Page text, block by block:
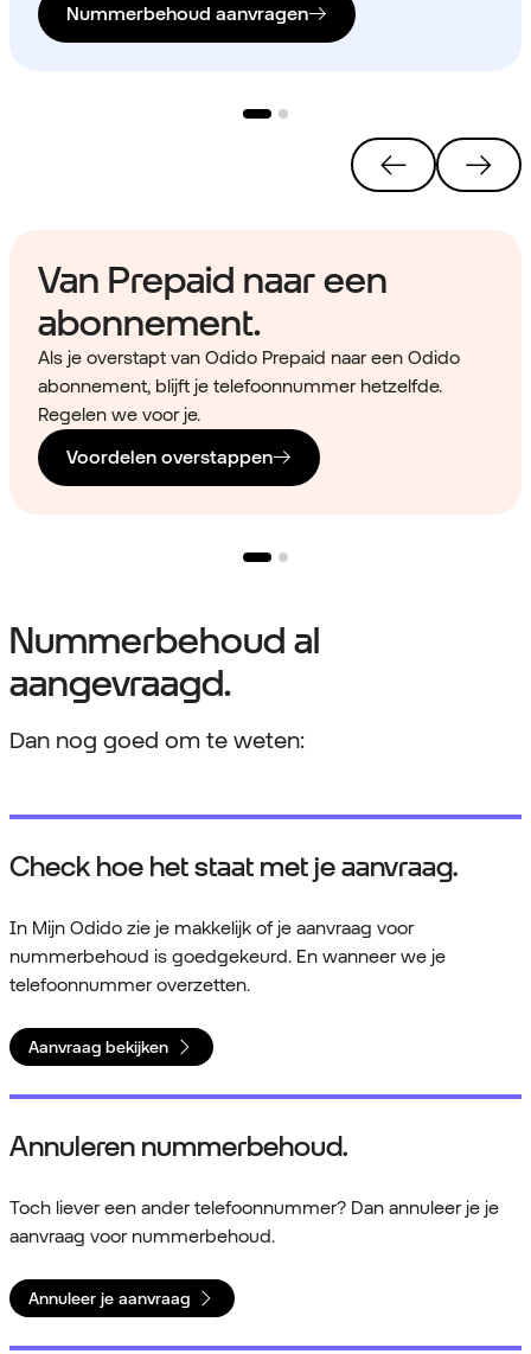
Nummerbehoud aanvragen
Van Prepaid naar een
abonnement.
Als je overstapt van Odido Prepaid naar een Odido
abonnement, blijft je telefoonnummer hetzelfde.
Regelen we voor je.
Voordelen overstappen
Nummerbehoud al
aangevraagd.
Dan nog goed om te weten:
Check hoe het staat met je aanvraag.
In Mijn Odido zie je makkelijk of je aanvraag voor
nummerbehoud is goedgekeurd. En wanneer we je
telefoonnummer overzetten.
Aanvraag bekijken
Annuleren nummerbehoud.
Toch liever een ander telefoonnummer? Dan annuleer je je
aanvraag voor nummerbehoud.
Annuleer je aanvraag